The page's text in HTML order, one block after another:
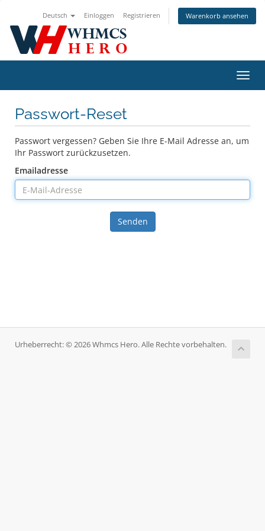
Deutsch Einloggen Registrieren Warenkorb ansehen
ein-/
Passwort-Reset
Passwort vergessen? Geben Sie Ihre E-Mail Adresse an, um
Ihr Passwort zurückzusetzen.
Emailadresse
Senden
Urheberrecht: © 2026 Whmcs Hero. Alle Rechte vorbehalten.